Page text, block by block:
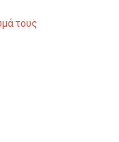
τους